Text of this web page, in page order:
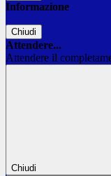
Informazione
Chiudi
Attendere...
Attendere il
Chiudi